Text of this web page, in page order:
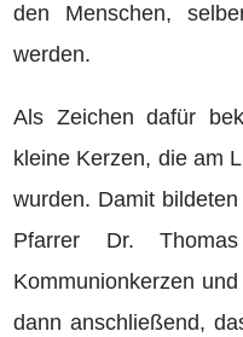
den Menschen,
werden.
Als Zeichen dafür
kleine Kerzen, die am
wurden. Damit
Pfarrer Dr.
Kommunionkerzen
dann anschließend,